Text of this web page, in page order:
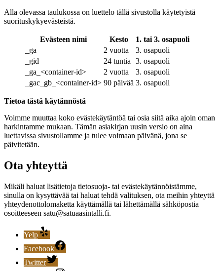
Alla olevassa taulukossa on luettelo tällä sivustolla käytetyistä
suorituskykyevästeistä.
Evästeen nimi Kesto
1. tai 3. osapuoli
_ga
2 vuotta
3. osapuoli
_gid
24 tuntia
3. osapuoli
_ga_<container-id>
2 vuotta
3. osapuoli
_gac_gb_<container-id> 90 päivää 3. osapuoli
Tietoa tästä käytännöstä
Voimme muuttaa koko evästekäytäntöä tai osia siitä aika ajoin oman
harkintamme mukaan. Tämän asiakirjan uusin versio on aina
luettavissa sivustollamme ja tulee voimaan päivänä, jona se
päivitetään.
Ota yhteyttä
Mikäli haluat lisätietoja tietosuoja- tai evästekäytännöistämme,
sinulla on kysyttävää tai haluat tehdä valituksen, ota meihin yhteyttä
yhteydenottolomaketta käyttämällä tai lähettämällä sähköpostia
osoitteeseen satu@satuaasintalli.fi.
Yelp
Facebook
Twitter